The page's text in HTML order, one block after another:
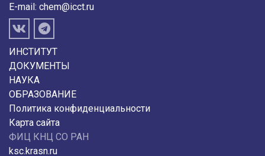
E-mail: chem@icct.ru
ИНСТИТУТ
ДОКУМЕНТЫ
НАУКА
ОБРАЗОВАНИЕ
Политика конфиденциальности
Карта сайта
ФИЦ КНЦ СО РАН
ksc.krasn.ru